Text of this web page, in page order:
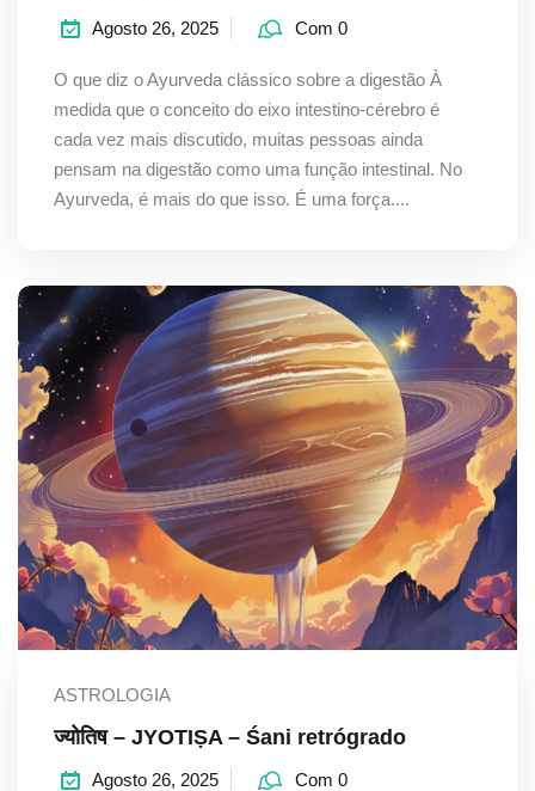
Agosto 26, 2025 Com 0
O que diz o Ayurveda clássico sobre a digestão À
medida que o conceito do eixo intestino-cérebro é
cada vez mais discutido, muitas pessoas ainda
pensam na digestão como uma função intestinal. No
Ayurveda, é mais do que isso. É uma força....
ASTROLOGIA
ज्योतिष – JYOTIṢA – Śani retrógrado
Agosto 26, 2025 Com 0